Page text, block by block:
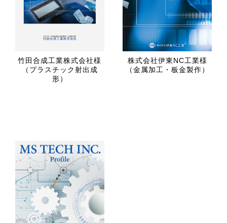
竹田合成工業株式会社様
（プラスチック射出成
形）
株式会社伊東NC工業様
（金属加工・板金製作）